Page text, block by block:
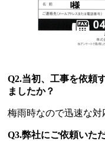
Q2.当初、工事を依頼
ましたか？
梅雨時なので迅速な
Q3.弊社にご依頼いた